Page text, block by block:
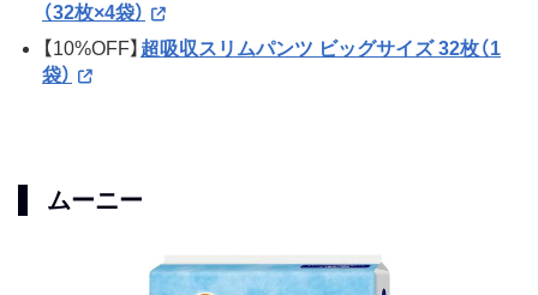
（32枚×4袋）
【10%OFF】 超吸収スリムパンツ ビッグサイズ 32枚（1
袋）
ムーニー